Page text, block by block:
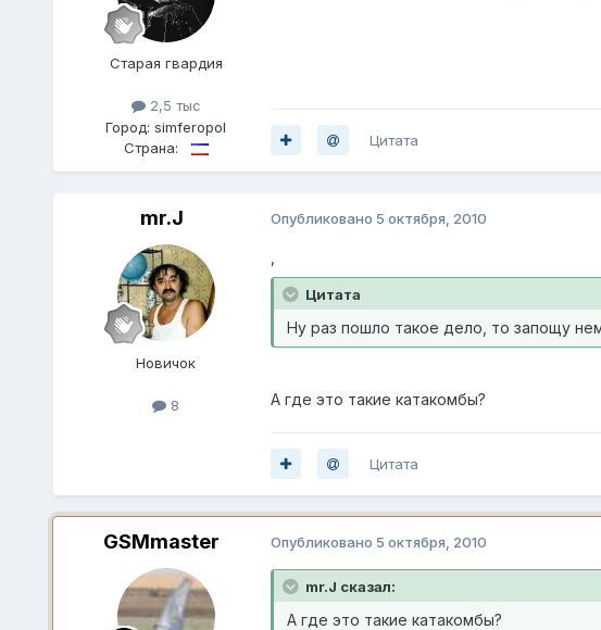
Старая гвардия
2,5 тыс
Город:simferopol
Страна:
Цитата
mr.J
Новичок
8
Опубликовано 5 октября, 2010
Цитата
Ну раз пошло такое дело, то запощу
А где это такие катакомбы?
Цитата
GSMmaster Опубликовано 5 октября, 2010
mr.J сказал:
А где это такие катакомбы?